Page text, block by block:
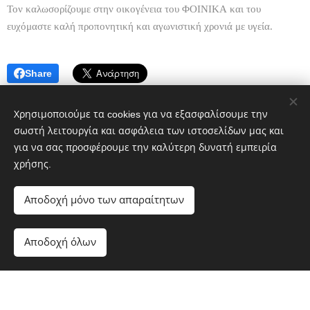
Τον καλωσορίζουμε στην οικογένεια του ΦΟΙΝΙΚΑ και του
ευχόμαστε καλή προπονητική και αγωνιστική χρονιά με υγεία.
Share
Α.Ε.Σ Φοίνικας Μυτιληνιών - Αθλητικό Site
Διατηρούνται όλα τα δικαιώματα 2018
Υλοποιήθηκε από τη
Δημιουργήστε δωρεάν ιστοσελίδα!
Χρησιμοποιούμε τα cookies για να εξασφαλίσουμε την
σωστή λειτουργία και ασφάλεια των ιστοσελίδων μας και
για να σας προσφέρουμε την καλύτερη δυνατή εμπειρία
χρήσης.
Αποδοχή μόνο των απαραίτητων
Αποδοχή όλων